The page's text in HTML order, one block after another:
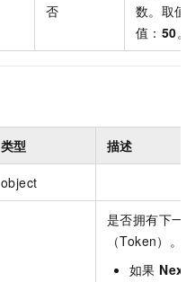
否
数。取值
值： 50。
类型 描述
object
是否拥有下一
（Token）。
如果